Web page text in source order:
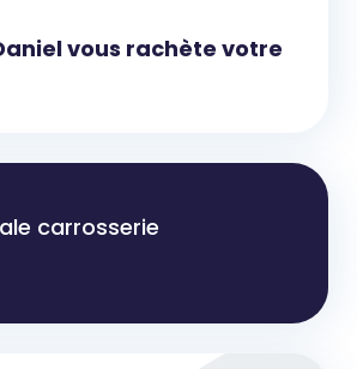
vous rachète votre
carrosserie